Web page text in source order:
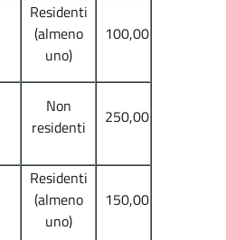
Residenti
(almeno
uno)
100,00
Non
residenti
250,00
Residenti
(almeno
uno)
150,00